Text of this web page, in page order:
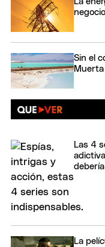
Sin el
Las 4
La